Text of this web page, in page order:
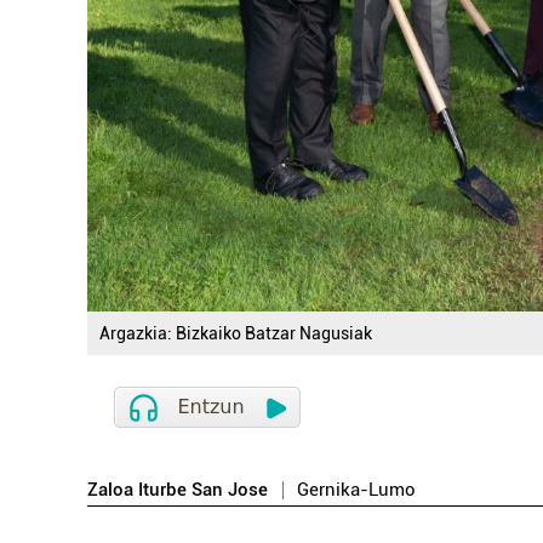
Argazkia: Bizkaiko Batzar Nagusiak
Zaloa Iturbe San Jose Gernika-Lumo